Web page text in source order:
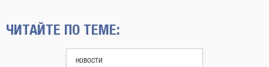
ЧИТАЙТЕ ПО ТЕМЕ:
НОВОСТИ